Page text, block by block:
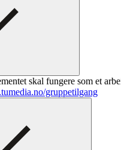
skal fungere som et
gruppetilgang